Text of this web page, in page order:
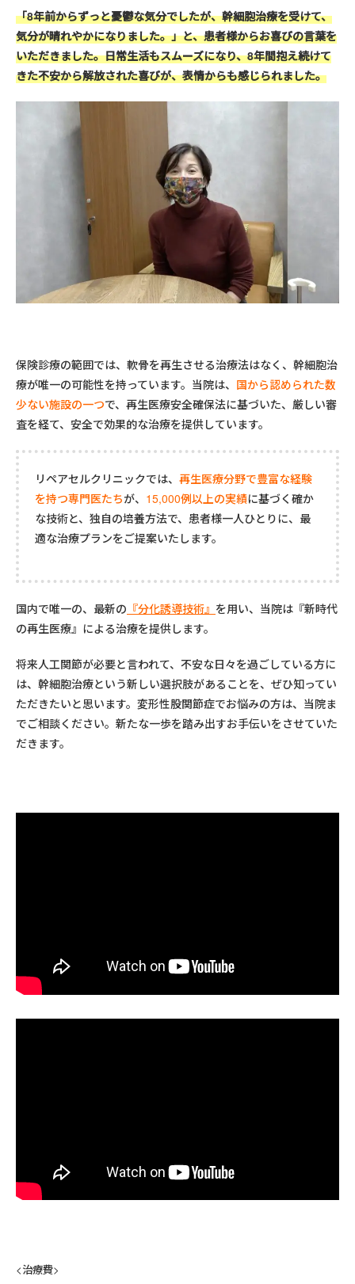
「8年前からずっと憂鬱な気分でしたが、幹細胞治療を受けて、
気分が晴れやかになりました。」と、患者様からお喜びの言葉を
いただきました。日常生活もスムーズになり、8年間抱え続けて
きた不安から解放された喜びが、表情からも感じられました。
保険診療の範囲では、軟骨を再生させる治療法はなく、幹細胞治
療が唯一の可能性を持っています。当院は、 国から認められた数
少ない施設の一つで、再生医療安全確保法に基づいた、厳しい審
査を経て、安全で効果的な治療を提供しています。
リペアセルクリニックでは、 再生医療分野で豊富な経験
を持つ専門医たちが、 15,000例以上の実績に基づく確か
な技術と、独自の培養方法で、患者様一人ひとりに、最
適な治療プランをご提案いたします。
国内で唯一の、最新の 『分化誘導技術』 を用い、当院は『新時代
の再生医療』による治療を提供します。
将来人工関節が必要と言われて、不安な日々を過ごしている方に
は、幹細胞治療という新しい選択肢があることを、ぜひ知ってい
ただきたいと思います。変形性股関節症でお悩みの方は、当院ま
でご相談ください。新たな一歩を踏み出すお手伝いをさせていた
だきます。
<治療費>